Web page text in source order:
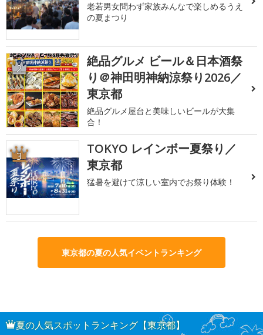
老若男女問わず家族みんなで楽しめるうえ
の夏まつり
2
絶品グルメ ビール＆日本酒祭
り＠神田明神納涼祭り2026／
東京都
絶品グルメ屋台と美味しいビールが大集
合！
3
TOKYO レインボー夏祭り／
東京都
猛暑を避けて涼しい室内でお祭り体験！
東京都の夏の人気イベントランキング
夏の人気スポットランキング【東京都】